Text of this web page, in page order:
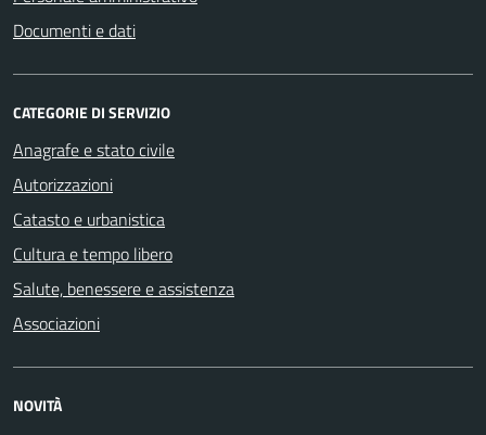
Documenti e dati
CATEGORIE DI SERVIZIO
Anagrafe e stato civile
Autorizzazioni
Catasto e urbanistica
Cultura e tempo libero
Salute, benessere e assistenza
Associazioni
NOVITÀ